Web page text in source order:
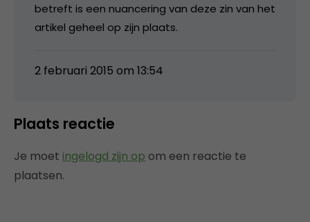
betreft is een nuancering van deze zin van het
artikel geheel op zijn plaats.
2 februari 2015 om 13:54
Plaats reactie
Je moet ingelogd zijn op om een reactie te
plaatsen.